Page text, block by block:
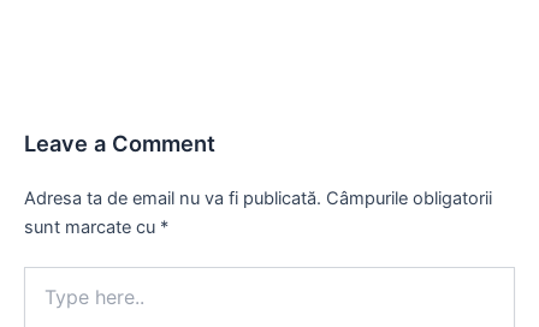
Leave a Comment
Adresa ta de email nu va fi publicată. Câmpurile obligatorii
sunt marcate cu *
here..